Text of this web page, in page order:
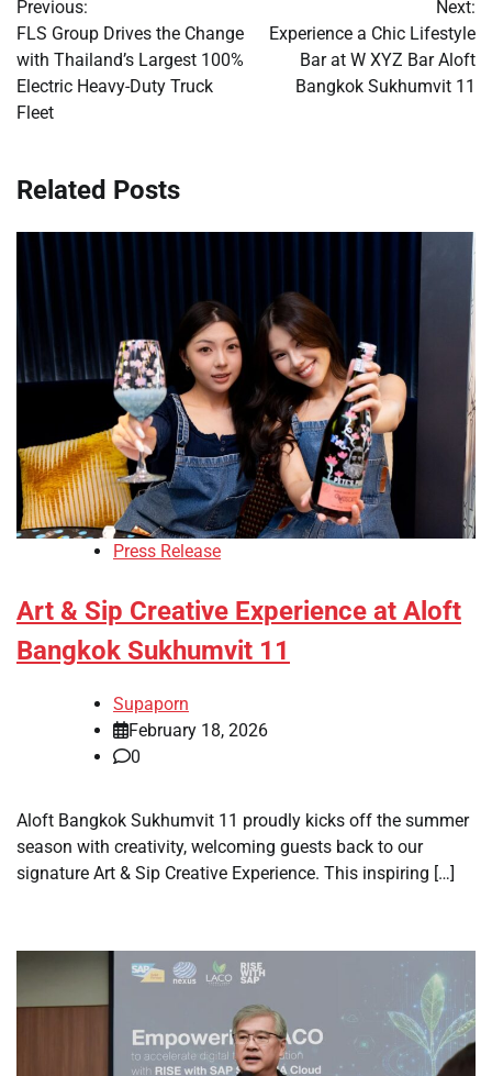
navigation
Previous:
FLS Group Drives the Change
with Thailand’s Largest 100%
Electric Heavy-Duty Truck
Fleet
Next:
Experience a Chic Lifestyle
Bar at W XYZ Bar Aloft
Bangkok Sukhumvit 11
Related Posts
Press Release
​​Art & Sip Creative Experience at Aloft
Bangkok Sukhumvit 11
Supaporn
February 18, 2026
0
Aloft Bangkok Sukhumvit 11 proudly kicks off the summer
season with creativity, welcoming guests back to our
signature Art & Sip Creative Experience. This inspiring […]